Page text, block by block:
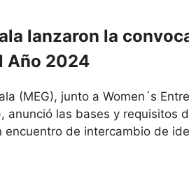
lanzaron la
Año 2024
(MEG), junto a Women´s
anunció las bases y requisitos
encuentro de intercambio de